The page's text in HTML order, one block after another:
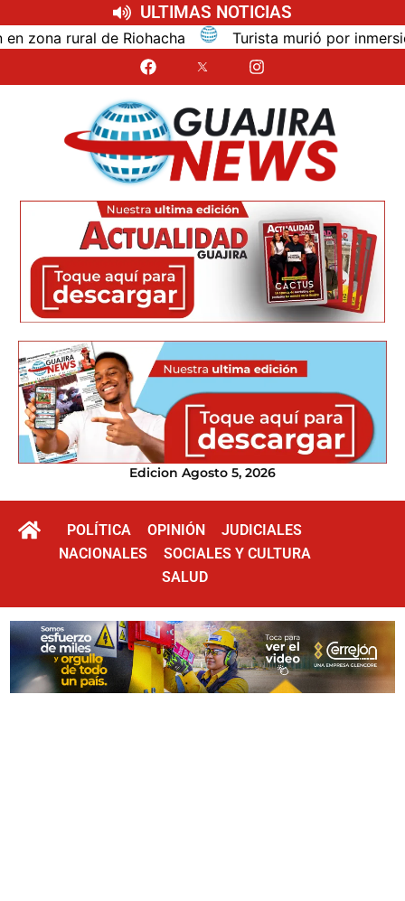
ULTIMAS NOTICIAS
rural de Riohacha Turista murió por inmersión
Edicion Agosto 5, 2026
POLÍTICA OPINIÓN
JUDICIALES
NACIONALES
SOCIALES Y CULTURA
SALUD